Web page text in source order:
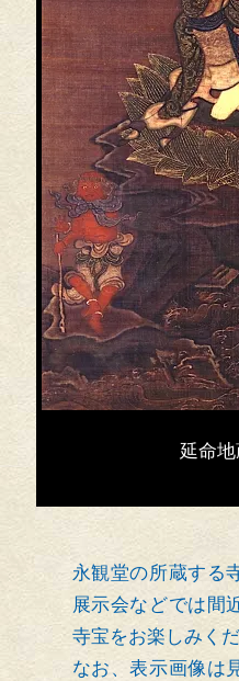
延命
永観堂の所蔵する
展示会などでは間
寺宝をお楽しみくだ
なお、表示画像は